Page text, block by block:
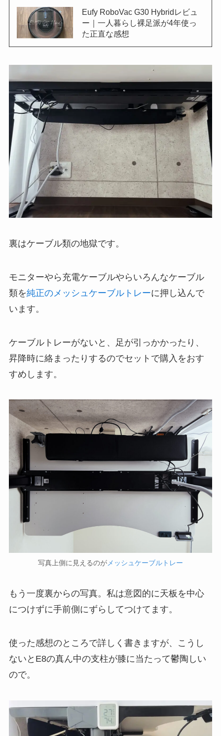
Eufy RoboVac G30 Hybridレビュ
ー｜一人暮らし裸足派が4年使っ
た正直な感想
裏はケーブル類の地獄です。
モニターやら充電ケーブルやらいろんなケーブル
類を純正のメッシュケーブルトレーに押し込んで
います。
ケーブルトレーがないと、足が引っかかったり、
昇降時に絡まったりするのでセットで購入をおす
すめします。
写真上側に見えるのがメッシュケーブルトレー
もう一度裏からの写真。私は意図的に天板を中心
につけずに手前側にずらしてつけてます。
使った感想のところで詳しく書きますが、こうし
ないとE8の真ん中の支柱が膝に当たって鬱陶しい
ので。